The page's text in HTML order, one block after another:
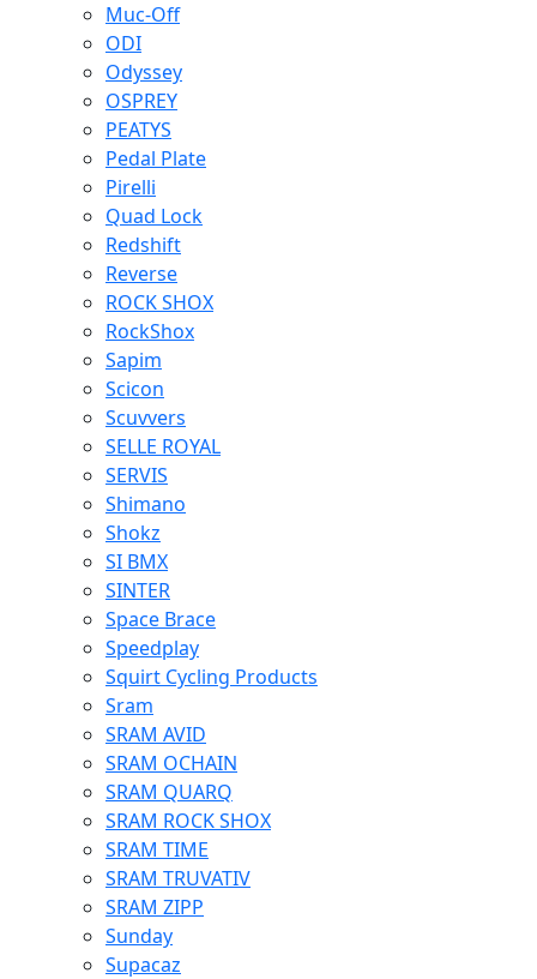
Muc-Off
ODI
Odyssey
OSPREY
PEATYS
Pedal Plate
Pirelli
Quad Lock
Redshift
Reverse
ROCK SHOX
RockShox
Sapim
Scicon
Scuvvers
SELLE ROYAL
SERVIS
Shimano
Shokz
SI BMX
SINTER
Space Brace
Speedplay
Squirt Cycling Products
Sram
SRAM AVID
SRAM OCHAIN
SRAM QUARQ
SRAM ROCK SHOX
SRAM TIME
SRAM TRUVATIV
SRAM ZIPP
Sunday
Supacaz